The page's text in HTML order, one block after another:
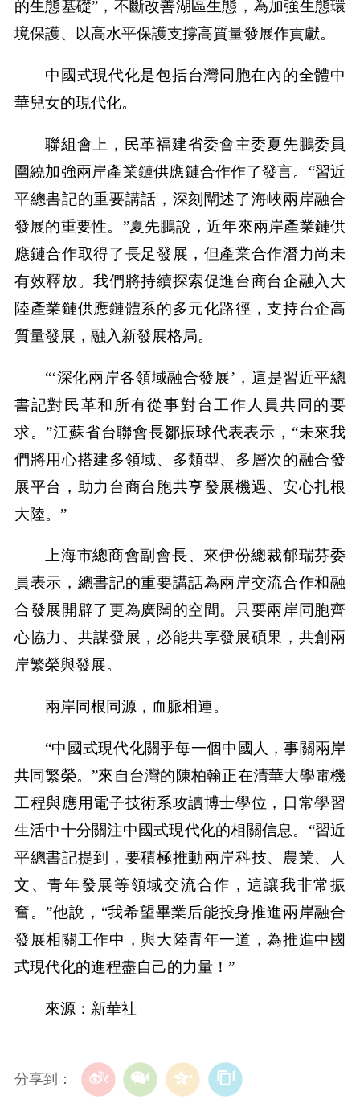
的生態基礎”，不斷改善湖區生態，為加強生態環
境保護、以高水平保護支撐高質量發展作貢獻。
中國式現代化是包括台灣同胞在內的全體中
華兒女的現代化。
聯組會上，民革福建省委會主委夏先鵬委員
圍繞加強兩岸產業鏈供應鏈合作作了發言。“習近
平總書記的重要講話，深刻闡述了海峽兩岸融合
發展的重要性。”夏先鵬說，近年來兩岸產業鏈供
應鏈合作取得了長足發展，但產業合作潛力尚未
有效釋放。我們將持續探索促進台商台企融入大
陸產業鏈供應鏈體系的多元化路徑，支持台企高
質量發展，融入新發展格局。
“‘深化兩岸各領域融合發展’，這是習近平總
書記對民革和所有從事對台工作人員共同的要
求。”江蘇省台聯會長鄒振球代表表示，“未來我
們將用心搭建多領域、多類型、多層次的融合發
展平台，助力台商台胞共享發展機遇、安心扎根
大陸。”
上海市總商會副會長、來伊份總裁郁瑞芬委
員表示，總書記的重要講話為兩岸交流合作和融
合發展開辟了更為廣闊的空間。只要兩岸同胞齊
心協力、共謀發展，必能共享發展碩果，共創兩
岸繁榮與發展。
兩岸同根同源，血脈相連。
“中國式現代化關乎每一個中國人，事關兩岸
共同繁榮。”來自台灣的陳柏翰正在清華大學電機
工程與應用電子技術系攻讀博士學位，日常學習
生活中十分關注中國式現代化的相關信息。“習近
平總書記提到，要積極推動兩岸科技、農業、人
文、青年發展等領域交流合作，這讓我非常振
奮。”他說，“我希望畢業后能投身推進兩岸融合
發展相關工作中，與大陸青年一道，為推進中國
式現代化的進程盡自己的力量！”
來源：新華社
分享到：